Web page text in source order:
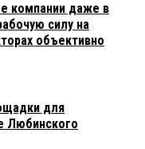
компании даже в
силу на
объективно
для
Любинского